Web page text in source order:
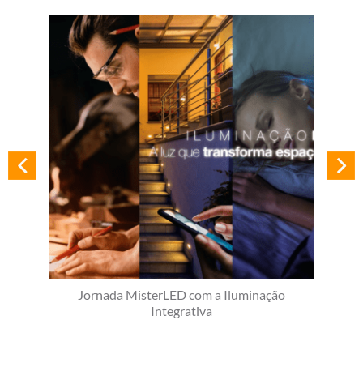
Jornada MisterLED com a Iluminação
Integrativa